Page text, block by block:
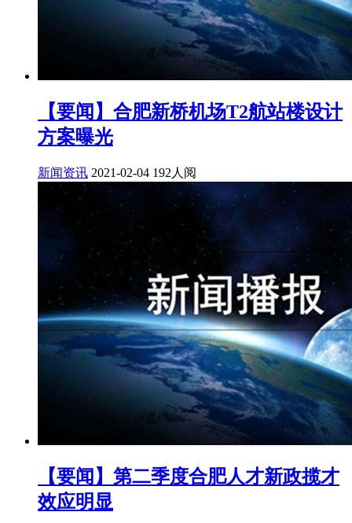
【要闻】合肥新桥机场T2航站楼设计
方案曝光
新闻资讯 2021-02-04 192人阅
【要闻】第二季度合肥人才新政揽才
效应明显